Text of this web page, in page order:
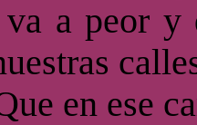
a peor y
en ese